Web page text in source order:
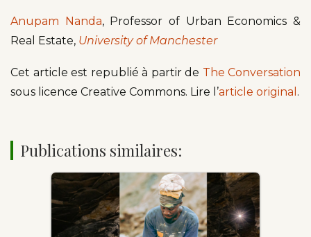
Anupam Nanda, Professor of Urban Economics &
Real Estate, University of Manchester
Cet article est republié à partir de The Conversation
sous licence Creative Commons. Lire l’article original .
Publications similaires: